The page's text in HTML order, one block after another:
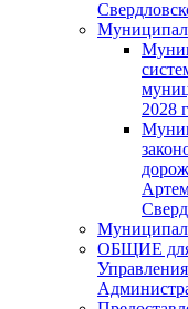
2028
ОБЩИЕ для